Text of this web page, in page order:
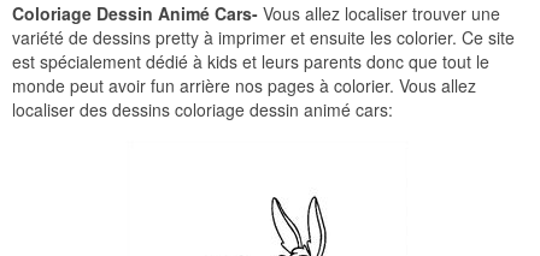
Coloriage Dessin Animé Cars- Vous allez localiser trouver une
variété de dessins pretty à imprimer et ensuite les colorier. Ce site
est spécialement dédié à kids et leurs parents donc que tout le
monde peut avoir fun arrière nos pages à colorier. Vous allez
localiser des dessins coloriage dessin animé cars: